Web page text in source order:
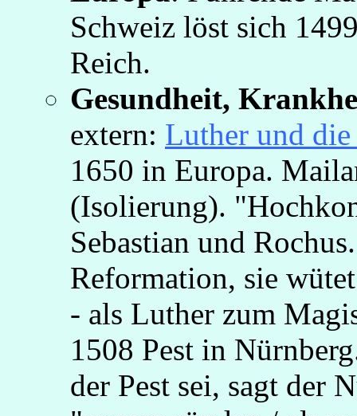
Schweiz löst sich
Reich.
Gesundheit,
extern: Luther und die
1650 in Europa.
(Isolierung).
Sebastian und
Reformation, sie
- als Luther zum
1508 Pest in
der Pest sei, sagt der